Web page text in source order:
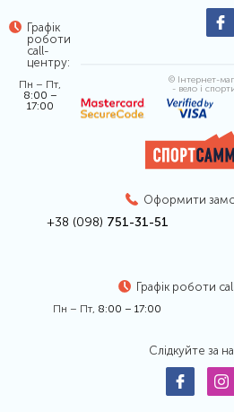
Графік
роботи
call-
центру:
Пн – Пт,
8:00 –
17:00
© Інтернет-
- вело і
Оформити
+38 (098) 751-31-51
Графік роботи
Пн – Пт, 8:00 – 17:00
Слідкуйте за